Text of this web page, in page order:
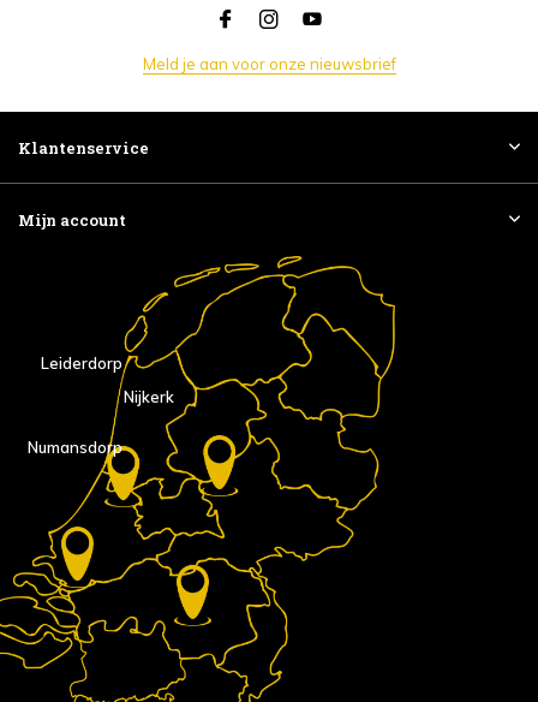
Meld je aan voor onze nieuwsbrief
Klantenservice
Mijn account
Nijkerk
Numansdorp
Leiderdorp